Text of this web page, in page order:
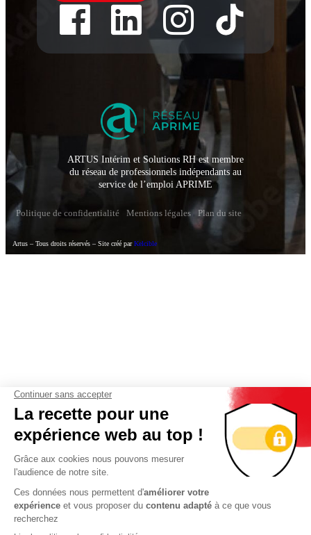
ARTUS Intérim et Solutions RH est membre
du réseau de professionnels indépendants au
service de l’emploi APRIME
Politique de confidentialité Mentions légales Plan du site
Artus – Tous droits réservés – Site créé parKelcible